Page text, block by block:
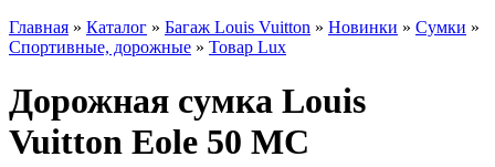
Главная » Каталог » Багаж Louis Vuitton » Новинки » Сумки »
Спортивные, дорожные » Товар Lux
Дорожная сумка Louis
Vuitton Eole 50 MC